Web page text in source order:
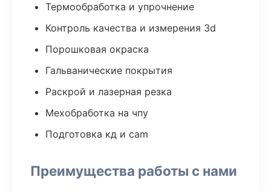
Термообработка и упрочнение
Контроль качества и измерения 3d
Порошковая окраска
Гальванические покрытия
Раскрой и лазерная резка
Мехобработка на чпу
Подготовка кд и cam
Преимущества работы с нами